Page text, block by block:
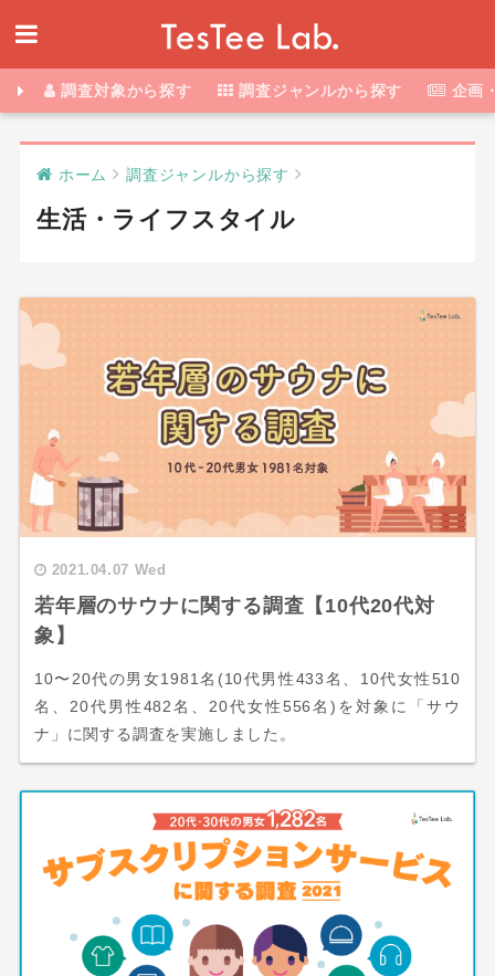
調査対象から探す 調査ジャンルから探す 企画
ホーム 調査ジャンルから探す
生活・ライフスタイル
2021.04.07 Wed
若年層のサウナに関する調査【10代20代対
象】
10〜20代の男女1981名(10代男性433名、10代女性510
名、20代男性482名、20代女性556名)を対象に「サウ
ナ」に関する調査を実施しました。